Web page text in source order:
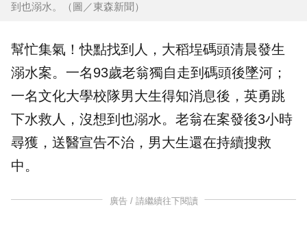
到也溺水。（圖／東森新聞）
幫忙集氣！快點找到人， 大稻埕碼頭清晨發生
溺水案。一名93歲老翁獨自走到碼頭後墜河；
一名文化大學校隊男大生得知消息後，英勇跳
下水救人，沒想到也溺水。老翁在案發後3小時
尋獲，送醫宣告不治，男大生還在持續搜救
中。
廣告 / 請繼續往下閱讀